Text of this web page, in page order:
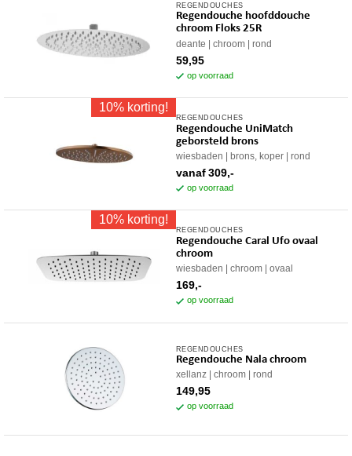
REGENDOUCHES
Regendouche hoofddouche
chroom Floks 25R
deante chroom rond
59,95
op voorraad
10% korting!
REGENDOUCHES
Regendouche UniMatch
geborsteld brons
wiesbaden brons, koper rond
vanaf 309,-
op voorraad
Dit
product
heeft
meerdere
variaties.
kan
gekozen
worden
op
de
10% korting!
REGENDOUCHES
Regendouche Caral Ufo ovaal
chroom
wiesbaden chroom ovaal
169,-
op voorraad
REGENDOUCHES
Regendouche Nala chroom
xellanz chroom rond
149,95
op voorraad